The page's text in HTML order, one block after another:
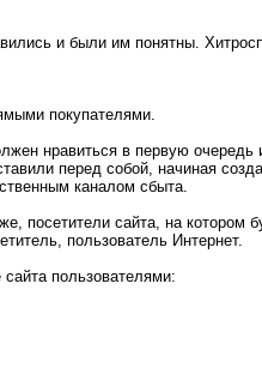
и были им понятны.
покупателями.
нравиться в первую очередь
перед собой, начиная
каналом сбыта.
посетители сайта, на
пользователь Интернет.
пользователями: